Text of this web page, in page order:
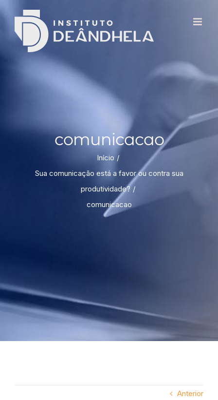
comunicacao
Início
Sua comunicação está a favor ou contra sua
produtividade?
comunicacao
Anterior